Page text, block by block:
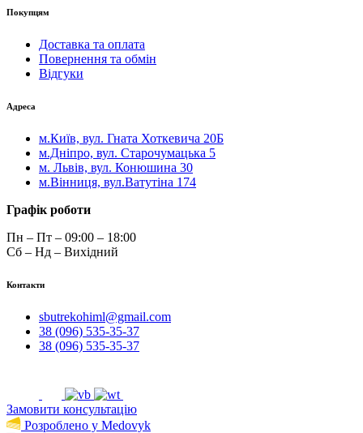
Покупцям
Доставка та оплата
Повернення та обмін
Відгуки
Адреса
м.Київ, вул. Гната Хоткевича 20Б
м.Дніпро, вул. Старочумацька 5
м. Львів, вул. Конюшина 30
м.Вінниця, вул.Ватутіна 174
Графік роботи
Пн – Пт – 09:00 – 18:00
Сб – Нд – Вихідний
Контакти
sbutrekohiml@gmail.com
38 (096) 535-35-37
38 (096) 535-35-37
Замовити консультацію
Розроблено у Medovyk